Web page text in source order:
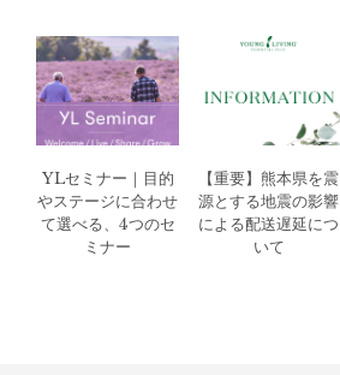
YLセミナー｜目的
やステージに合わせ
て選べる、4つのセ
ミナー
【重要】熊本県を震
源とする地震の影響
による配送遅延につ
いて